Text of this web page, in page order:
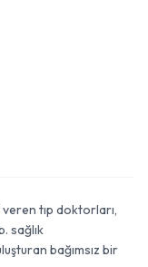
tıp doktorları,
sağlık
bağımsız bir